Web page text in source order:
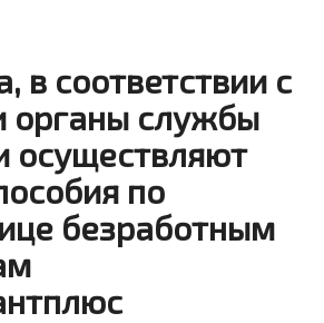
в соответствии с
органы службы
осуществляют
по
безработным